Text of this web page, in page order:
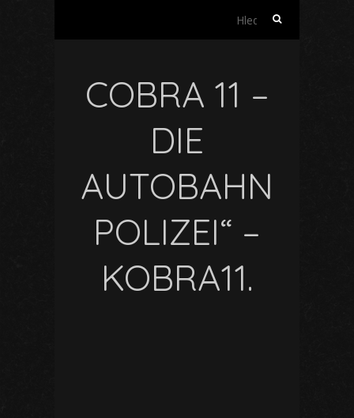
Vyhledávání
COBRA 11 –
DIE
AUTOBAHN
POLIZEI“ –
KOBRA11.